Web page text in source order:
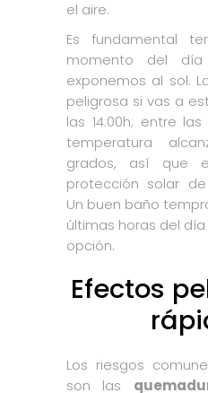
el aire.
Es fundamental
momento del
exponemos al sol.
peligrosa si vas a
las 14:00h; entre las
temperatura
grados, así que
protección solar
Un buen baño
últimas horas del
opción.
Efectos
Los riesgos
son las